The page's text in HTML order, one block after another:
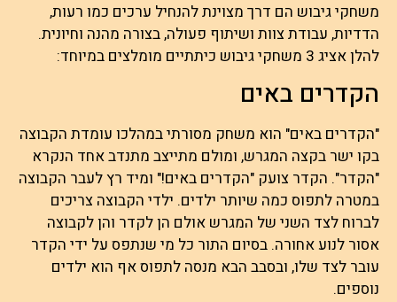
משחקי גיבוש הם דרך מצוינת להנחיל ערכים כמו רעות,
הדדיות, עבודת צוות ושיתוף פעולה, בצורה מהנה וחיונית.
להלן אציג 3 משחקי גיבוש כיתתיים מומלצים במיוחד:
הקדרים באים
"הקדרים באים" הוא משחק מסורתי במהלכו עומדת הקבוצה
בקו ישר בקצה המגרש, ומולם מתייצב מתנדב אחד הנקרא
"הקדר". הקדר צועק "הקדרים באים!" ומיד רץ לעבר הקבוצה
במטרה לתפוס כמה שיותר ילדים. ילדי הקבוצה צריכים
לברוח לצד השני של המגרש אולם הן לקדר והן לקבוצה
אסור לנוע אחורה. בסיום התור כל מי שנתפס על ידי הקדר
עובר לצד שלו, ובסבב הבא מנסה לתפוס אף הוא ילדים
נוספים.